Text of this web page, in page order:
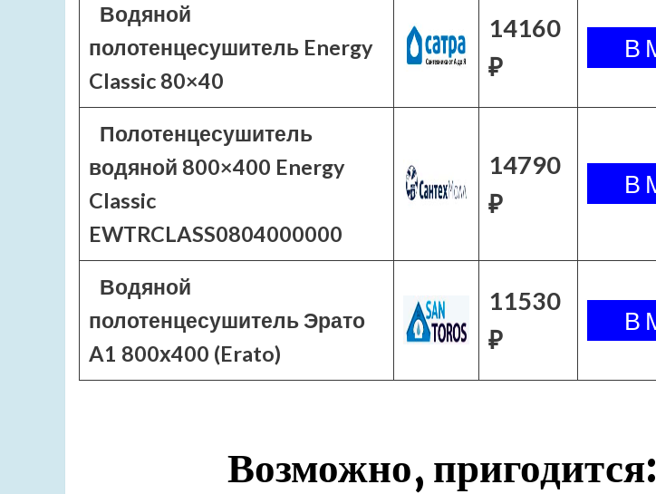
Водяной
полотенцесушитель Energy
Classic 80×40
14160
₽
Полотенцесушитель
водяной 800×400 Energy
Classic
EWTRCLASS0804000000
14790
₽
Водяной
полотенцесушитель Эрато
A1 800х400 (Erato)
11530
₽
Возможно, пригодится: